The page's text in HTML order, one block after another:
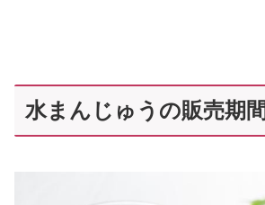
水まんじゅうの販売期間